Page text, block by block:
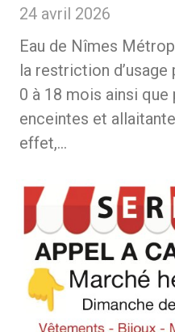
24 avril 2026
Eau de Nîmes
la restriction
0 à 18 mois ainsi
enceintes et
effet,…